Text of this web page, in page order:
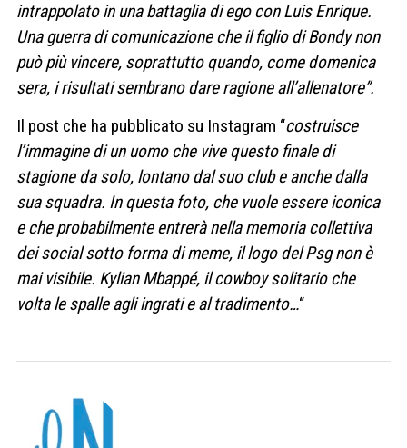
intrappolato in una battaglia di ego con Luis Enrique.
Una guerra di comunicazione che il figlio di Bondy non
può più vincere, soprattutto quando, come domenica
sera, i risultati sembrano dare ragione all’allenatore”.
Il post che ha pubblicato su Instagram “costruisce
l’immagine di un uomo che vive questo finale di
stagione da solo, lontano dal suo club e anche dalla
sua squadra. In questa foto, che vuole essere iconica
e che probabilmente entrerà nella memoria collettiva
dei social sotto forma di meme, il logo del Psg non è
mai visibile. Kylian Mbappé, il cowboy solitarioche
volta le spalle agli ingrati e al tradimento…“